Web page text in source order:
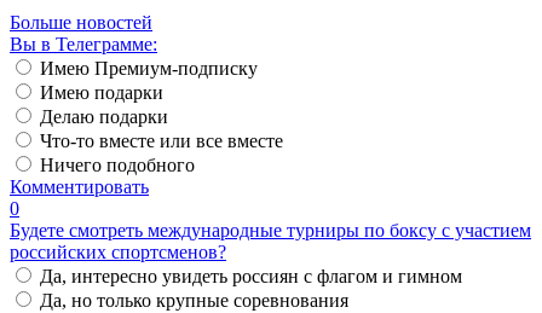
Больше новостей
Вы в Телеграмме:
Имею Премиум-подписку
Имею подарки
Делаю подарки
Что-то вместе или все вместе
Ничего подобного
Комментировать
0
Будете смотреть международные турниры по боксу с участием
российских спортсменов?
Да, интересно увидеть россиян с флагом и гимном
Да, но только крупные соревнования